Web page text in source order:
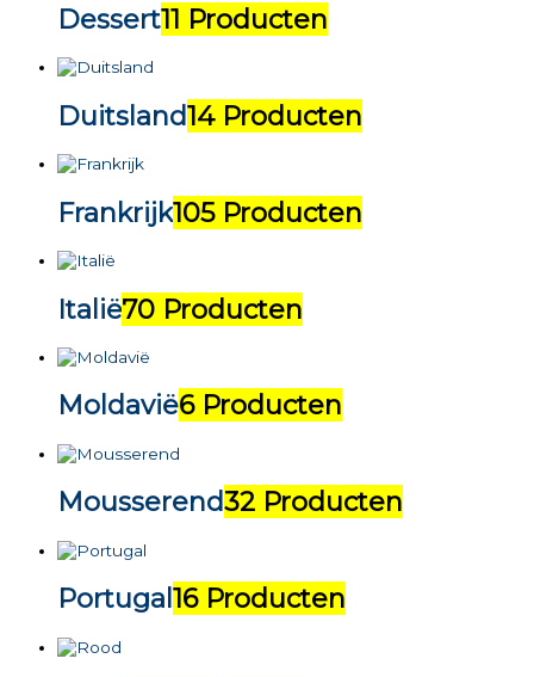
Dessert11 Producten
Duitsland14 Producten
Frankrijk105 Producten
Italië70 Producten
Moldavië6 Producten
Mousserend32 Producten
Portugal 16 Producten